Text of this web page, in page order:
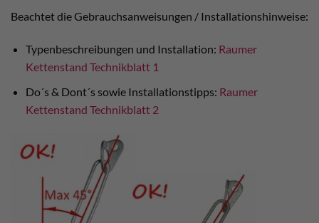
Beachtet die Gebrauchsanweisungen / Installationshinweise:
Typenbeschreibungen und Installation: Raumer
Kettenstand Technikblatt 1
Do´s & Dont´s sowie Installationstipps: Raumer
Kettenstand Technikblatt 2